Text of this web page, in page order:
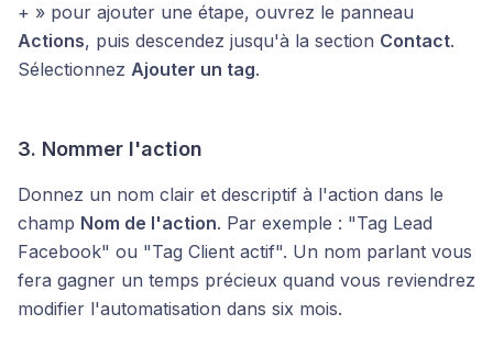
+ » pour ajouter une étape, ouvrez le panneau
Actions, puis descendez jusqu'à la section Contact.
Sélectionnez Ajouter un tag.
3. Nommer l'action
Donnez un nom clair et descriptif à l'action dans le
champ Nom de l'action. Par exemple : "Tag Lead
Facebook" ou "Tag Client actif". Un nom parlant vous
fera gagner un temps précieux quand vous reviendrez
modifier l'automatisation dans six mois.